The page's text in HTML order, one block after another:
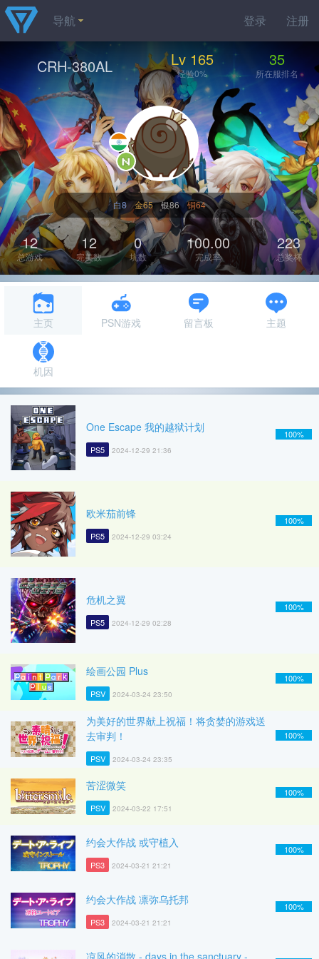
登录 注册
导航
CRH-380AL Lv 165
经验0%
35
所在服排名
白8 金65 银86 铜64
12
总游戏
12
完美数
0
坑数
100.00
完成率
223
总奖杯
主页 PSN游戏 留言板 主题
机因
One Escape 我的越狱计划
PS5 2024-12-29 21:36
100%
欧米茄前锋
PS5 2024-12-29 03:24
100%
危机之翼
PS5 2024-12-29 02:28
100%
绘画公园 Plus
PSV 2024-03-24 23:50
100%
为美好的世界献上祝福！将贪婪的游戏送
去审判！
PSV 2024-03-24 23:35
100%
苦涩微笑
PSV 2024-03-22 17:51
100%
约会大作战 或守植入
PS3 2024-03-21 21:21
100%
约会大作战 凛弥乌托邦
PS3 2024-03-21 21:21
100%
凉风的消散 - days in the sanctuary -